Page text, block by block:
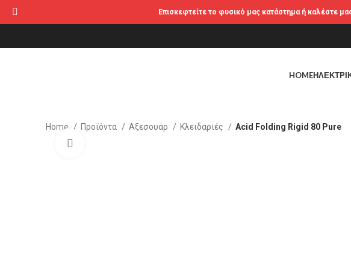
HOME
Home Προϊόντα Αξεσουάρ Κλειδαριές Acid Folding Rigid 80 Pure
Επισκεφτείτε το φυσικό μας κατάστημα ή καλέστε